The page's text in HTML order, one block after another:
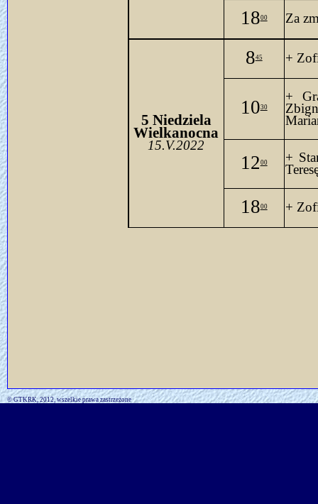
1800 Za
5 Niedziela
Wielkanocna
15.V.2022
845 +
1030
+
1200
+
1800 +
© GTKRK, 2012, wszelkie prawa zastrzeżone